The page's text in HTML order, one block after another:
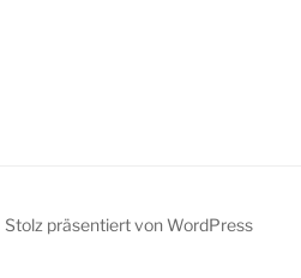
Stolz präsentiert von WordPress